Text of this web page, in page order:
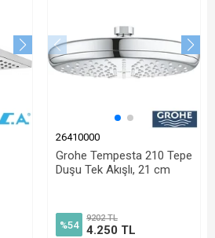
26410000
Grohe Tempesta 210 Tepe
Duşu Tek Akışlı, 21 cm
%54
9202 TL
4.250 TL